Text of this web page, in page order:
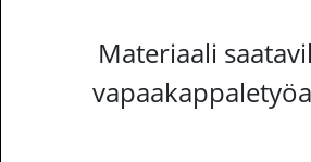
Materiaali